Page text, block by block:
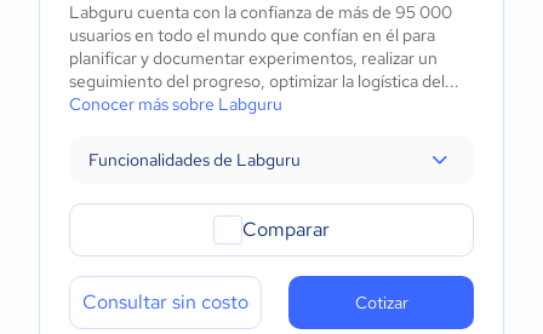
Labguru cuenta con la confianza de más de 95 000
usuarios en todo el mundo que confían en él para
planificar y documentar experimentos, realizar un
seguimiento del progreso, optimizar la logística del...
Conocer más sobre Labguru
Funcionalidades de Labguru
Comparar
Consultar sin costo Cotizar